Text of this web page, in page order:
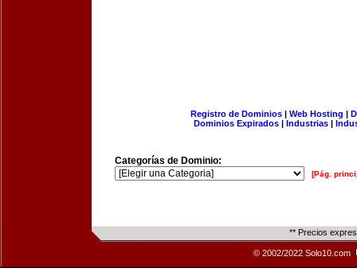
Registro de Dominios| Web Hosting |
Dominios Expirados | Industrias |
Categorías de Dominio:
[Pág.
** Precios
© 2002/2022 Solo10.com